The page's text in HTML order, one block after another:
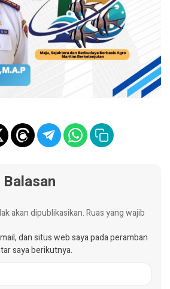
akan dipublikasikan.Ruas yang wajib
dan situs web saya pada peramban
saya berikutnya.